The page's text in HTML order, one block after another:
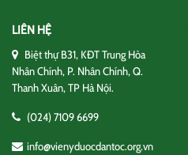
LIÊN HỆ
Biệt thự B31, KĐT Trung Hòa
Nhân Chính, P. Nhân Chính, Q.
Thanh Xuân, TP Hà Nội.
(024) 7109 6699
info@vienyduocdantoc.org.vn